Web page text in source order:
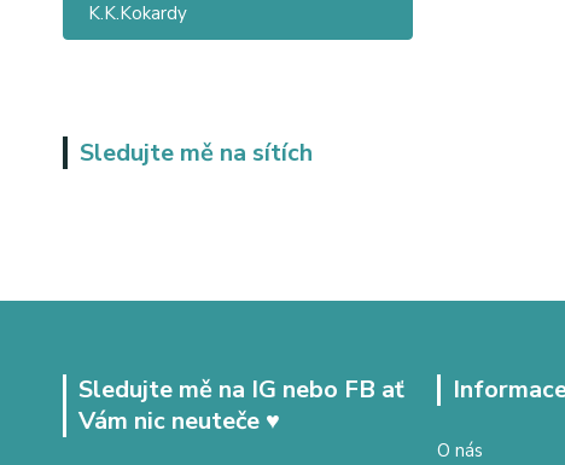
K.K.Kokardy
Sledujte mě na sítích
Sledujte mě na IG nebo FB ať
Vám nic neuteče ♥
O nás